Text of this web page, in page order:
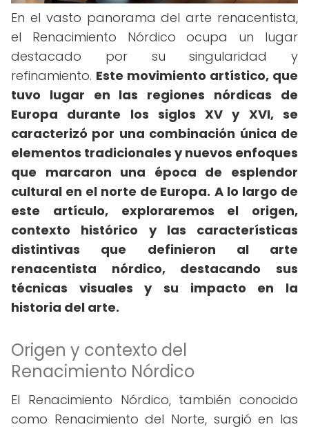
En el vasto panorama del arte renacentista,
el Renacimiento Nórdico ocupa un lugar
destacado por su singularidad y
refinamiento. Este movimiento artístico, que
tuvo lugar en las regiones nórdicas de
Europa durante los siglos XV y XVI, se
caracterizó por una combinación única de
elementos tradicionales y nuevos enfoques
que marcaron una época de esplendor
cultural en el norte de Europa. A lo largo de
este artículo, exploraremos el origen,
contexto histórico y las características
distintivas que definieron al arte
renacentista nórdico, destacando sus
técnicas visuales y su impacto en la
historia del arte.
Origen y contexto del
Renacimiento Nórdico
El Renacimiento Nórdico, también conocido
como Renacimiento del Norte, surgió en las